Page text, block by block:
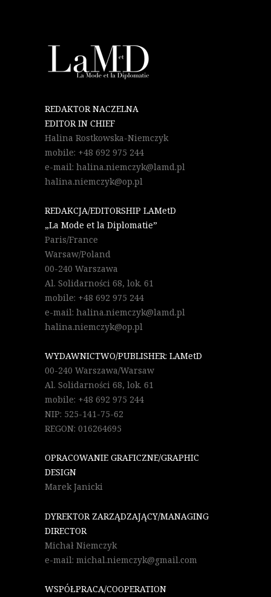
REDAKTOR NACZELNA
EDITOR IN CHIEF
Halina Rostkowska-Niemczyk
mobile: +48 692 975 244
e-mail: halina.niemczyk@lamd.pl
halina.niemczyk@op.pl
REDAKCJA/EDITORSHIP LAMetD
„La Mode et la Diplomatie”
Paris/France
Warsaw/Poland
00-240 Warszawa
Al. Solidarności 68, lok. 61
mobile: +48 692 975 244
e-mail: halina.niemczyk@lamd.pl
halina.niemczyk@op.pl
WYDAWNICTWO/PUBLISHER: LAMetD
00-240 Warszawa/Warsaw
Al. Solidarności 68, lok. 61
mobile: +48 692 975 244
NIP: 525-141-75-62
REGON: 016264695
OPRACOWANIE GRAFICZNE/GRAPHIC
DESIGN
Marek Janicki
DYREKTOR ZARZĄDZAJĄCY/MANAGING
DIRECTOR
Michał Niemczyk
e-mail: michal.niemczyk@gmail.com
WSPÓŁPRACA/COOPERATION